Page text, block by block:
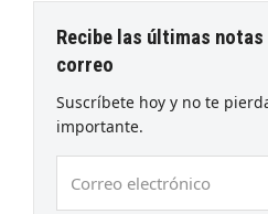
Recibe las últimas notas
correo
Suscríbete hoy y no te
importante.
electrónico